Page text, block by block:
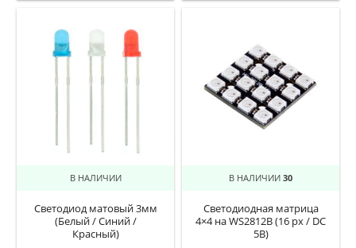
В НАЛИЧИИ
Светодиод матовый 3мм
(Белый / Синий /
Красный)
В НАЛИЧИИ 30
Светодиодная матрица
4×4 на WS2812B (16 px / DC
5В)